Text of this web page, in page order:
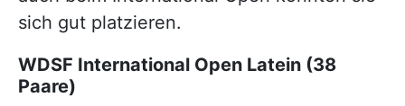
sich gut platzieren.
WDSF International Open Latein (38
Paare)